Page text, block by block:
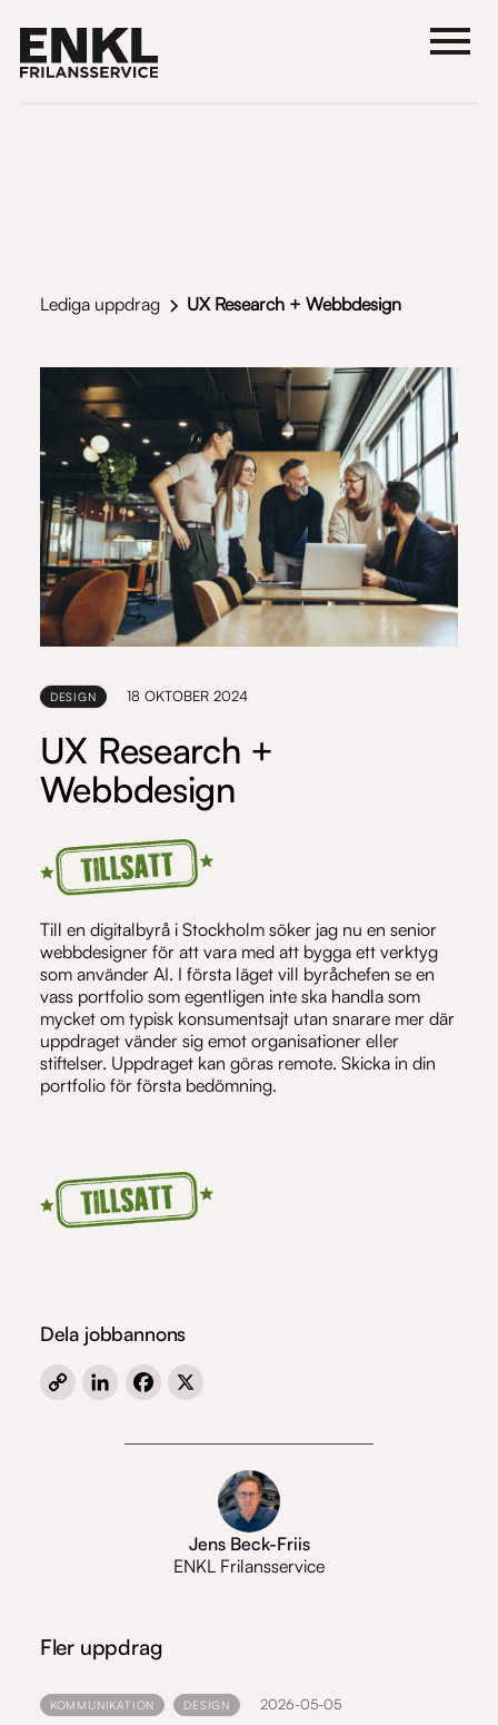
Lediga uppdrag UX Research + Webbdesign
DESIGN 18 OKTOBER 2024
UX Research +
Webbdesign
Till en digitalbyrå i Stockholm söker jag nu en senior
webbdesigner för att vara med att bygga ett verktyg
som använder AI. I första läget vill byråchefen se en
vass portfolio som egentligen inte ska handla som
mycket om typisk konsumentsajt utan snarare mer där
uppdraget vänder sig emot organisationer eller
stiftelser. Uppdraget kan göras remote. Skicka in din
portfolio för första bedömning.
Dela jobbannons
CopyLinkedIn
Facebook
Jens Beck-Friis
ENKL Frilansservice
Fler uppdrag
KOMMUNIKATION DESIGN 2026-05-05